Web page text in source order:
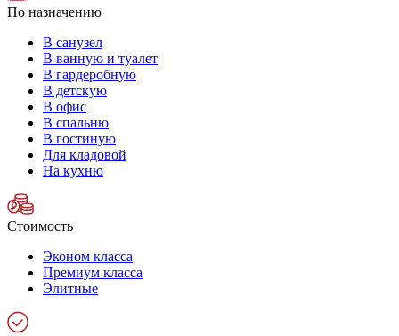
По назначению
В санузел
В ванную и туалет
В гардеробную
В детскую
В офис
В спальню
В гостиную
Для кладовой
На кухню
Стоимость
Эконом класса
Премиум класса
Элитные